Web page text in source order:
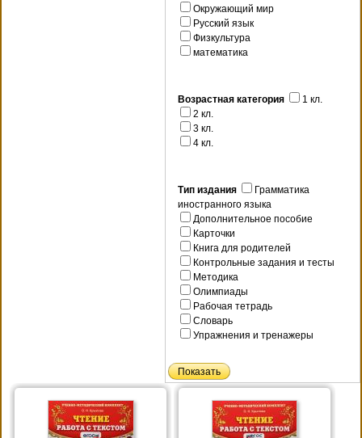
Окружающий мир
Русский язык
Физкультура
математика
Возрастная категория
1 кл.
2 кл.
3 кл.
4 кл.
Тип издания
Грамматика
иностранного языка
Дополнительное пособие
Карточки
Книга для родителей
Контрольные задания и тесты
Методика
Олимпиады
Рабочая тетрадь
Словарь
Упражнения и тренажеры